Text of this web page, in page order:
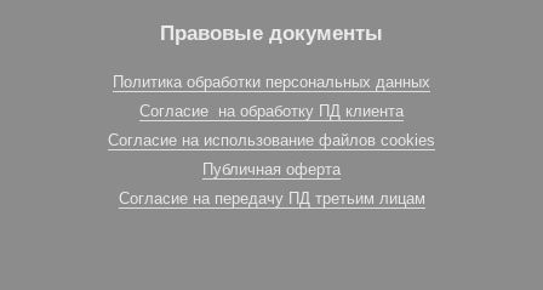
Правовые документы
Политика обработки персональных данных
Согласие на обработку ПД клиента
Согласие на использование файлов cookies
Публичная оферта
Согласие на передачу ПД третьим лицам